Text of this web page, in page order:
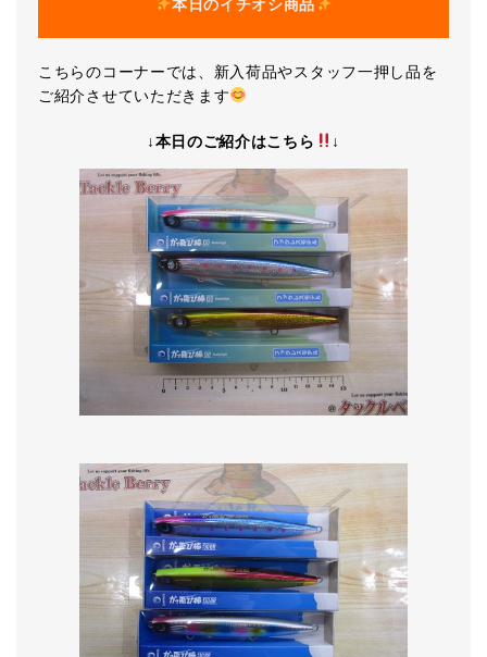
本日のイチオシ商品
こちらのコーナーでは、新入荷品やスタッフ一押し品を
ご紹介させていただきます
↓本日のご紹介はこちら ↓